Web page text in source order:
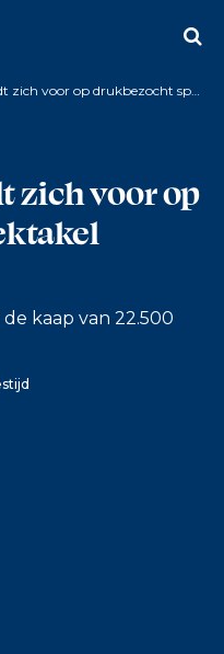
op drukbezocht spektakel Jeanne d’Arc
zich voor op
kaap van 22.500